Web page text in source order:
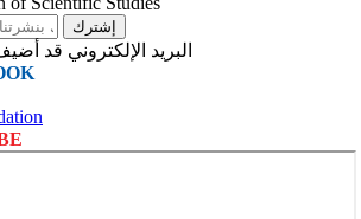
البريد الإلكتروني قد